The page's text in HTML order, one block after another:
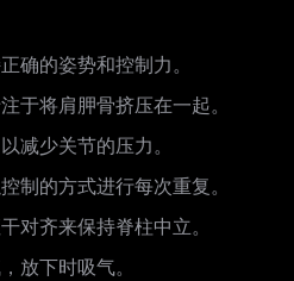
确的姿势和控制力。
于将肩胛骨挤压在一起。
减少关节的压力。
制的方式进行每次重复。
对齐来保持脊柱中立。
放下时吸气。